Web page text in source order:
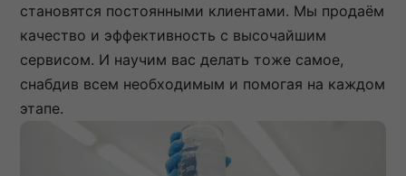
становятся постоянными клиентами. Мы продаём
качество и эффективность с высочайшим
сервисом. И научим вас делать тоже самое,
снабдив всем необходимым и помогая на каждом
этапе.